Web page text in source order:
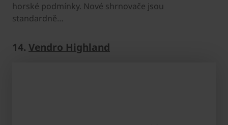
horské podmínky. Nové shrnovače jsou
standardně…
14. Vendro Highland